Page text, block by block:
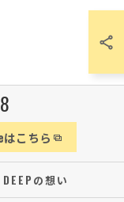
はこちら
DEEPの想い